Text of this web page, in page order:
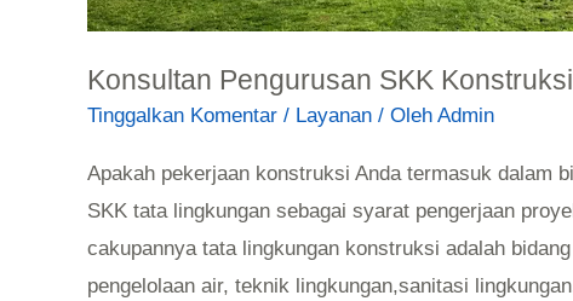
Konsultan Pengurusan SKK
Tinggalkan Komentar / Layanan / Oleh Admin
Apakah pekerjaan konstruksi Anda termasuk dalam
SKK tata lingkungan sebagai syarat pengerjaan
cakupannya tata lingkungan konstruksi adalah
pengelolaan air, teknik lingkungan,sanitasi